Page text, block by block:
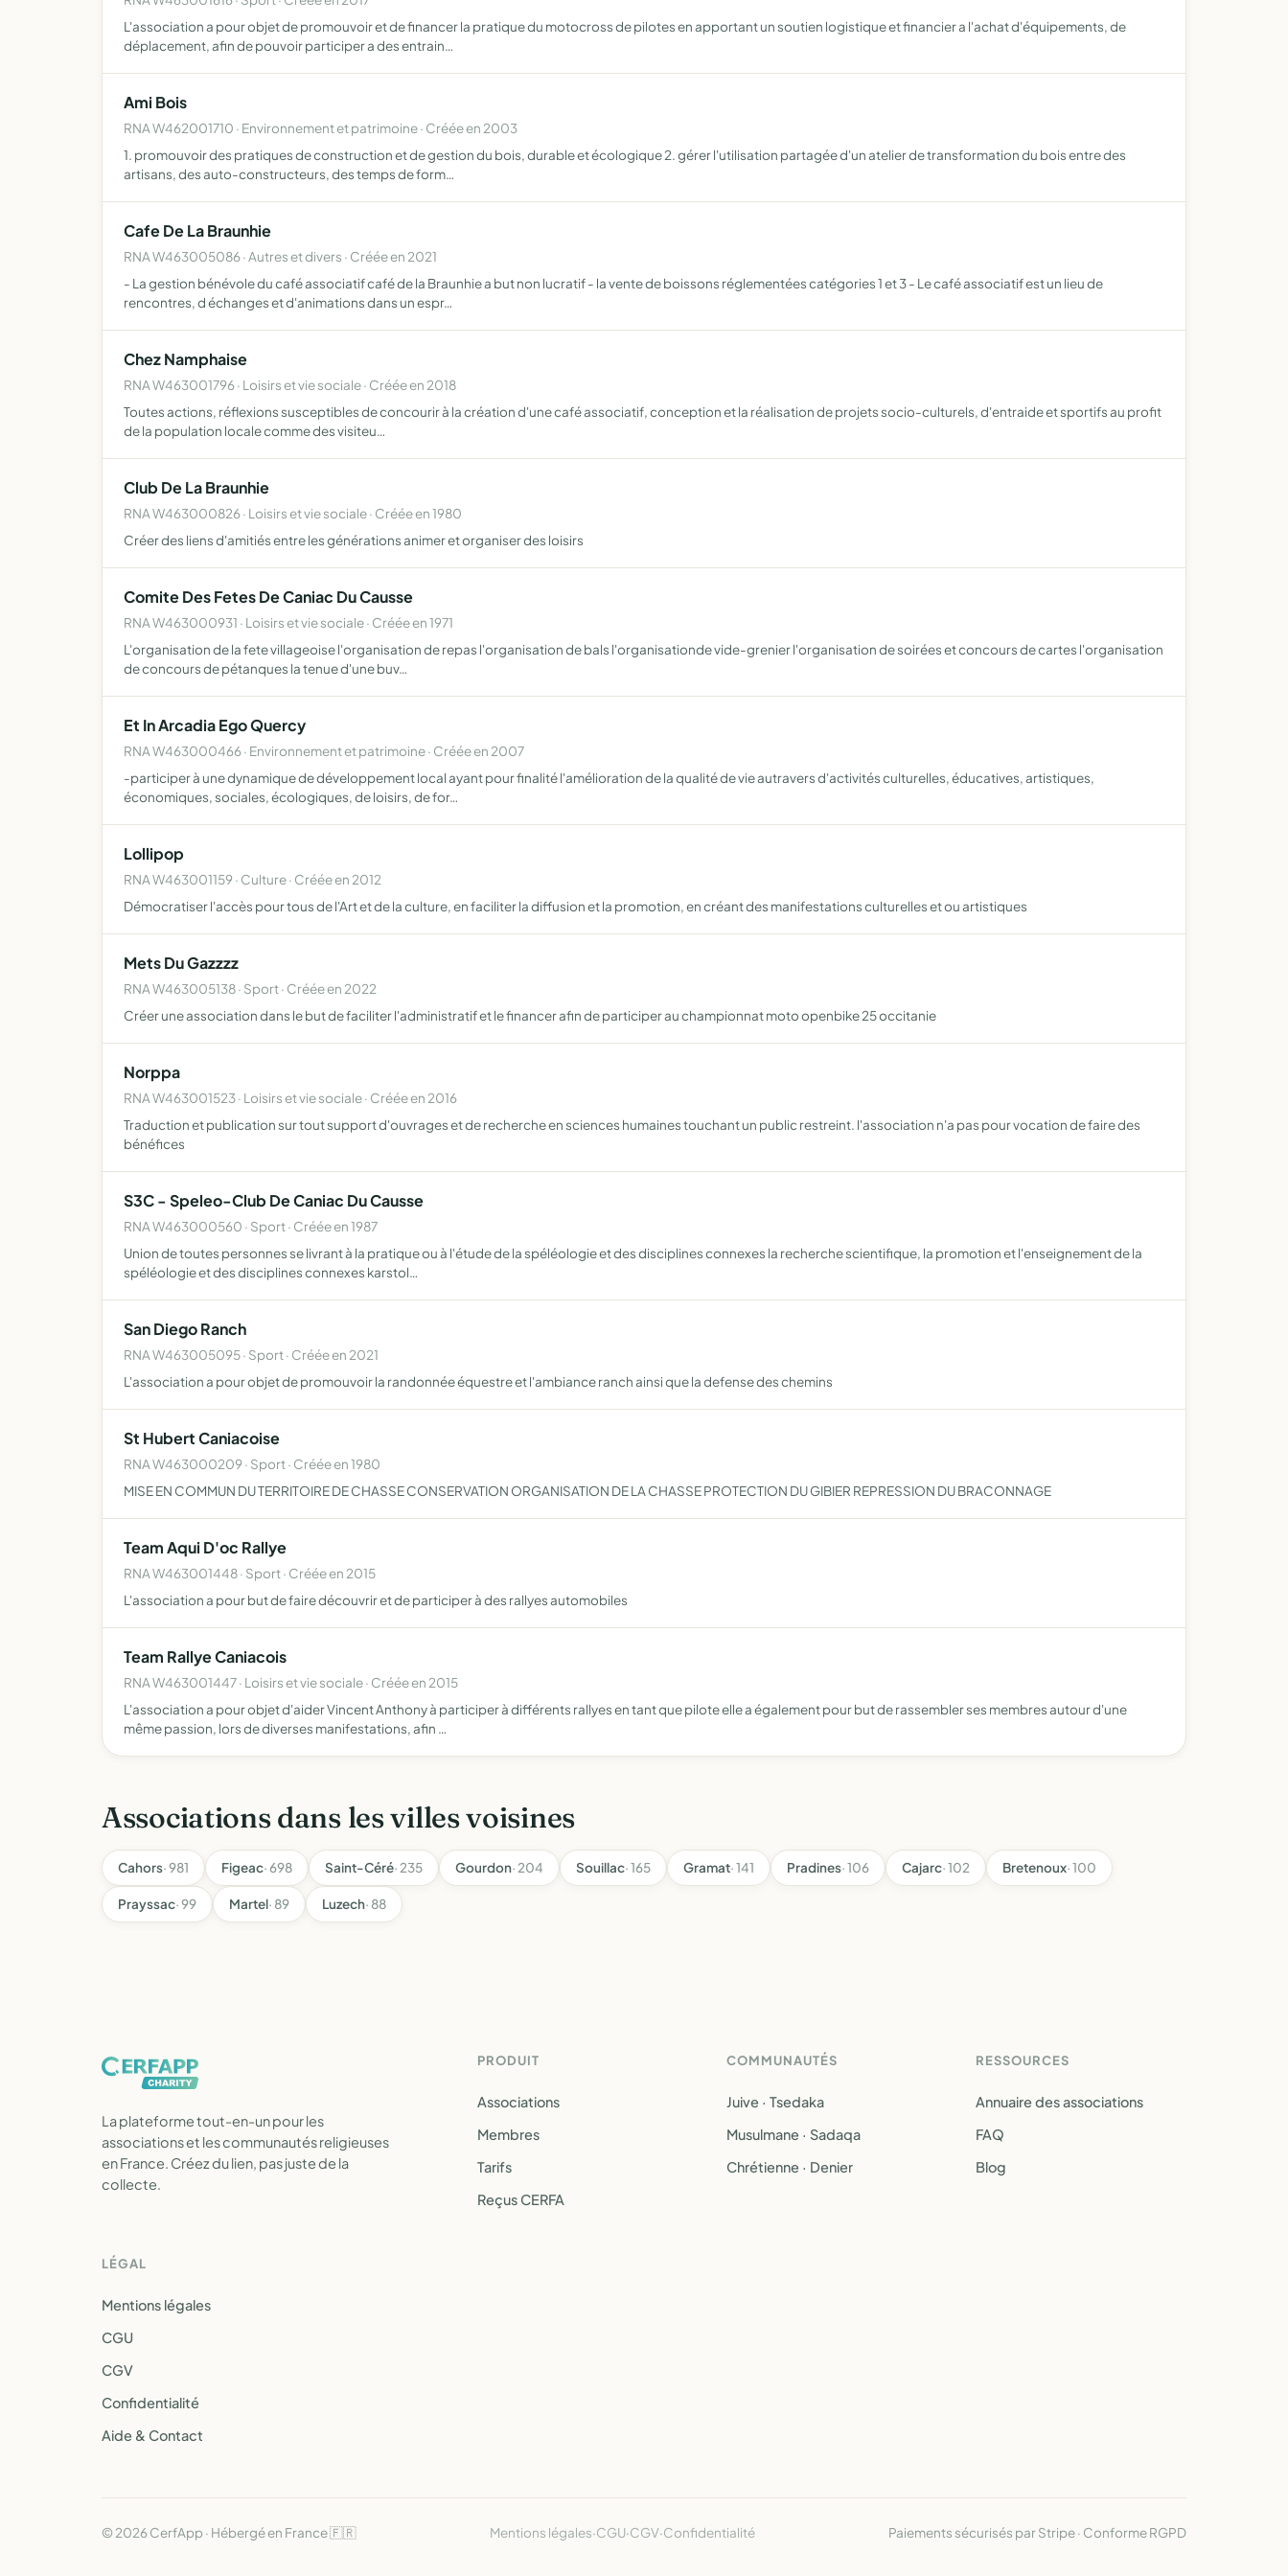
L'association a pour objet de promouvoir et de financer la pratique du motocross de pilotes en apportant un soutien logistique et financier a l'achat d'équipements, de
déplacement, afin de pouvoir participer a des entrain…
Ami Bois
RNA W462001710 · Environnement et patrimoine · Créée en 2003
1. promouvoir des pratiques de construction et de gestion du bois, durable et écologique 2. gérer l'utilisation partagée d'un atelier de transformation du bois entre des
artisans, des auto-constructeurs, des temps de form…
Cafe De La Braunhie
RNA W463005086 · Autres et divers · Créée en 2021
- La gestion bénévole du café associatif café de la Braunhie a but non lucratif - la vente de boissons réglementées catégories 1 et 3 - Le café associatif est un lieu de
rencontres, d échanges et d'animations dans un espr…
Chez Namphaise
RNA W463001796 · Loisirs et vie sociale · Créée en 2018
Toutes actions, réflexions susceptibles de concourir à la création d'une café associatif, conception et la réalisation de projets socio-culturels, d'entraide et sportifs au profit
de la population locale comme des visiteu…
Club De La Braunhie
RNA W463000826 · Loisirs et vie sociale · Créée en 1980
Créer des liens d'amitiés entre les générations animer et organiser des loisirs
Comite Des Fetes De Caniac Du Causse
RNA W463000931 · Loisirs et vie sociale · Créée en 1971
L'organisation de la fete villageoise l'organisation de repas l'organisation de bals l'organisationde vide-grenier l'organisation de soirées et concours de cartes l'organisation
de concours de pétanques la tenue d'une buv…
Et In Arcadia Ego Quercy
RNA W463000466 · Environnement et patrimoine · Créée en 2007
-participer à une dynamique de développement local ayant pour finalité l'amélioration de la qualité de vie autravers d'activités culturelles, éducatives, artistiques,
économiques, sociales, écologiques, de loisirs, de for…
Lollipop
RNA W463001159 · Culture · Créée en 2012
Démocratiser l'accès pour tous de l'Art et de la culture, en faciliter la diffusion et la promotion, en créant des manifestations culturelles et ou artistiques
Mets Du Gazzzz
RNA W463005138 · Sport · Créée en 2022
Créer une association dans le but de faciliter l'administratif et le financer afin de participer au championnat moto openbike 25 occitanie
Norppa
RNA W463001523 · Loisirs et vie sociale · Créée en 2016
Traduction et publication sur tout support d'ouvrages et de recherche en sciences humaines touchant un public restreint. l'association n'a pas pour vocation de faire des
bénéfices
S3C - Speleo-Club De Caniac Du Causse
RNA W463000560 · Sport · Créée en 1987
Union de toutes personnes se livrant à la pratique ou à l'étude de la spéléologie et des disciplines connexes la recherche scientifique, la promotion et l'enseignement de la
spéléologie et des disciplines connexes karstol…
San Diego Ranch
RNA W463005095 · Sport · Créée en 2021
L'association a pour objet de promouvoir la randonnée équestre et l'ambiance ranch ainsi que la defense des chemins
St Hubert Caniacoise
RNA W463000209 · Sport · Créée en 1980
MISE EN COMMUN DU TERRITOIRE DE CHASSE CONSERVATION ORGANISATION DE LA CHASSE PROTECTION DU GIBIER REPRESSION DU BRACONNAGE
Team Aqui D'oc Rallye
RNA W463001448 · Sport · Créée en 2015
L'association a pour but de faire découvrir et de participer à des rallyes automobiles
Team Rallye Caniacois
RNA W463001447 · Loisirs et vie sociale · Créée en 2015
L'association a pour objet d'aider Vincent Anthony à participer à différents rallyes en tant que pilote elle a également pour but de rassembler ses membres autour d'une
même passion, lors de diverses manifestations, afin …
Associations dans les villes voisines
Cahors· 981 Figeac· 698 Saint-Céré· 235 Gourdon· 204 Souillac· 165 Gramat· 141 Pradines· 106 Cajarc· 102 Bretenoux· 100
Prayssac· 99 Martel· 89 Luzech· 88
La plateforme tout-en-un pour les
associations et les communautés religieuses
en France. Créez du lien, pas juste de la
collecte.
PRODUIT
Associations
Membres
Tarifs
Reçus CERFA
COMMUNAUTÉS
Juive · Tsedaka
Musulmane · Sadaqa
Chrétienne · Denier
RESSOURCES
Annuaire des associations
FAQ
Blog
LÉGAL
Mentions légales
CGU
CGV
Confidentialité
Aide & Contact
© 2026 CerfApp · Hébergé en France 🇫🇷 Mentions légales·CGU·CGV·Confidentialité Paiements sécurisés par Stripe · Conforme RGPD